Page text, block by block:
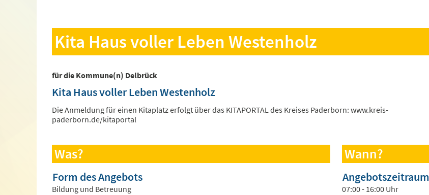
Kita Haus voller Leben Westenholz
für die Kommune(n) Delbrück
Kita Haus voller Leben Westenholz
Die Anmeldung für einen Kitaplatz erfolgt über das KITAPORTAL des Kreises Paderborn: www.kreis-
paderborn.de/kitaportal
Was?
Form des Angebots
Bildung und Betreuung
Wann?
Angebotszeitraum
07:00 - 16:00 Uhr